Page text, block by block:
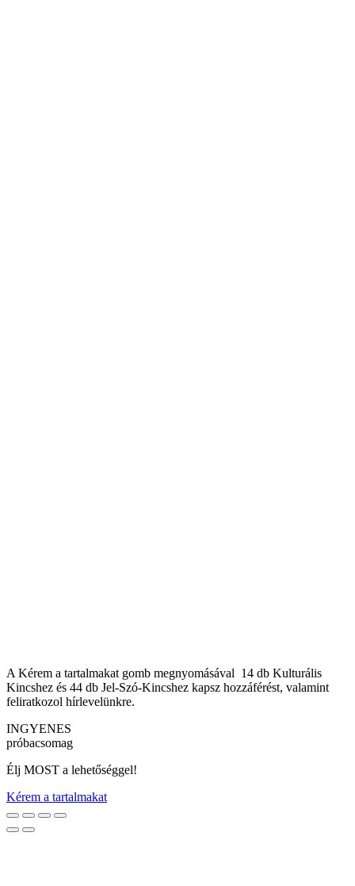
A Kérem a tartalmakat gomb megnyomásával 14 db Kulturális
Kincshez és 44 db Jel-Szó-Kincshez kapsz hozzáférést, valamint
feliratkozol hírlevelünkre.
INGYENES
próbacsomag
Élj MOST a lehetőséggel!
Kérem a tartalmakat